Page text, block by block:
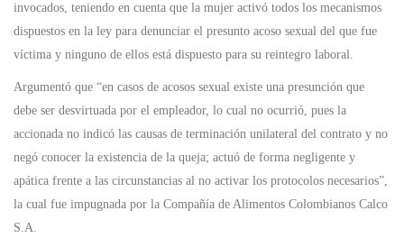
invocados, teniendo en cuenta que la mujer activó todos los mecanismos
dispuestos en la ley para denunciar el presunto acoso sexual del que fue
víctima y ninguno de ellos está dispuesto para su reintegro laboral.
Argumentó que “en casos de acosos sexual existe una presunción que
debe ser desvirtuada por el empleador, lo cual no ocurrió, pues la
accionada no indicó las causas de terminación unilateral del contrato y no
negó conocer la existencia de la queja; actuó de forma negligente y
apática frente a las circunstancias al no activar los protocolos necesarios”,
la cual fue impugnada por la Compañía de Alimentos Colombianos Calco
S.A.